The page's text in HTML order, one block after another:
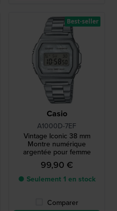
Casio
A1000D-7EF
Vintage Iconic 38 mm
Montre numérique
argentée pour femme
99,90 €
● Seulement 1 en stock
Comparer
Best-seller